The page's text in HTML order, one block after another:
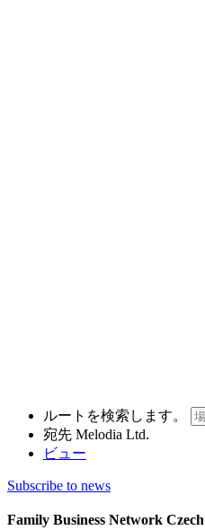
ルートを検索します。
宛先 Melodia Ltd.
ビュー
Subscribe to news
Family Business Network Czech